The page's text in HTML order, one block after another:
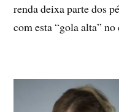
renda deixa parte dos
com esta “gola alta”